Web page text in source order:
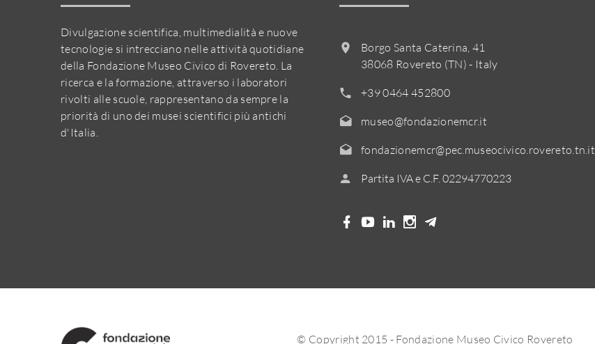
Divulgazione scientifica, multimedialità e nuove
tecnologie si intrecciano nelle attività quotidiane
della Fondazione Museo Civico di Rovereto. La
ricerca e la formazione, attraverso i laboratori
rivolti alle scuole, rappresentano da sempre la
priorità di uno dei musei scientifici più antichi
d'Italia.
Borgo Santa Caterina, 41
38068 Rovereto (TN) - Italy
+39 0464 452800
museo@fondazionemcr.it
fondazionemcr@pec.museocivico.rovereto.tn.it
Partita IVA e C.F. 02294770223
© Copyright 2015 - Fondazione Museo Civico Rovereto